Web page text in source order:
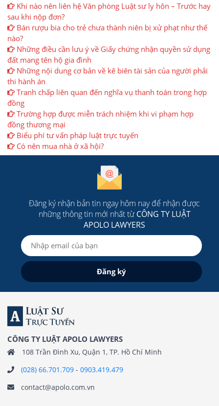
Khi nào nên liên hệ Văn phòng Luật sư ly hôn – Trước hay
sau khi nộp đơn?
Bán rượu bia cho trẻ chưa thành niên bị xử phạt như thế
nào?
Những điều cần lưu ý về Giấy chứng nhận quyền sử dụng
đất mang tên hộ gia đình
Những nội dung cơ bản về kê biên tài sản của người phải
thi hành án
Tranh chấp liên quan đến nghĩa vụ thanh toán trong hợp
đồng
Trường hợp được miễn trách nhiệm khi vi phạm hợp
đồng thương mại
Biểu phí tư vấn pháp luật trực tuyến
Có nên mua nhà ở xã hội?
Đăng ký nhận bản tin ngay hôm nay để nhận được
những thông tin mới nhất từCÔNG TY LUẬT
APOLO LAWYERS
CÔNG TY LUẬT APOLO LAWYERS
108 Trần Đình Xu, Quận 1, TP. Hồ Chí Minh
(028) 66.701.709 - 0903.419.479
contact@apolo.com.vn